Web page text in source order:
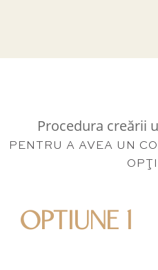
Procedura creării
PENTRU A AVEA UN
OPTIUNE 1